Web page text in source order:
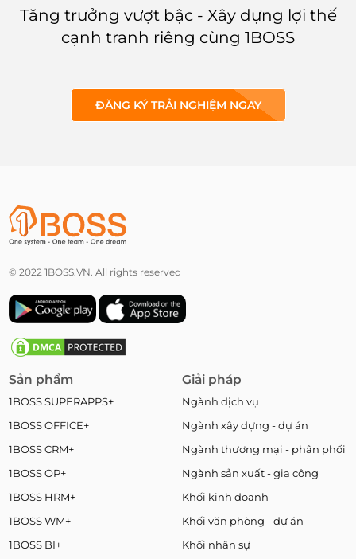
Tăng trưởng vượt bậc - Xây dựng lợi thế
cạnh tranh riêng cùng 1BOSS
ĐĂNG KÝ TRẢI NGHIỆM NGAY
© 2022 1BOSS.VN. All rights reserved
Sản phẩm
1BOSS SUPERAPPS+
1BOSS OFFICE+
1BOSS CRM+
1BOSS OP+
1BOSS HRM+
1BOSS WM+
1BOSS BI+
Giải pháp
Ngành dịch vụ
Ngành xây dựng - dự án
Ngành thương mại - phân phối
Ngành sản xuất - gia công
Khối kinh doanh
Khối văn phòng - dự án
Khối nhân sự